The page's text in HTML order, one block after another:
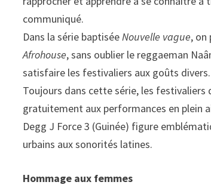
communiqué.
Dans la série baptiséeNouvelle vague, on
Afrohouse, sans oublier le reggaeman
satisfaire les festivaliers aux goûts divers.
Toujours dans cette série, les festivaliers
gratuitement aux performances en plein
Degg J Force 3 (Guinée) figure
urbains aux sonorités latines.
Hommage aux femmes